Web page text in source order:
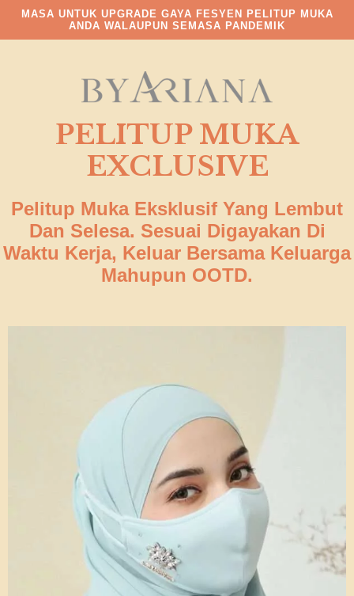
MASA UNTUK UPGRADE GAYA FESYEN PELITUP MUKA
ANDA WALAUPUN SEMASA PANDEMIK
PELITUP MUKA
EXCLUSIVE
Pelitup Muka Eksklusif Yang Lembut
Dan Selesa. Sesuai Digayakan Di
Waktu Kerja, Keluar Bersama Keluarga
Mahupun OOTD.